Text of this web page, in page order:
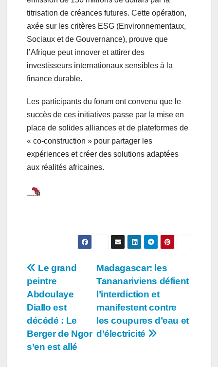
titrisation de créances futures. Cette opération,
axée sur les critères ESG (Environnementaux,
Sociaux et de Gouvernance), prouve que
l’Afrique peut innover et attirer des
investisseurs internationaux sensibles à la
finance durable.
Les participants du forum ont convenu que le
succès de ces initiatives passe par la mise en
place de solides alliances et de plateformes de
« co-construction » pour partager les
expériences et créer des solutions adaptées
aux réalités africaines.
Navigation
de
l’article
Madagascar: les
Tananariviens défient
l’interdiction et
manifestent contre
les coupures d’eau et
d’électricité
Le grand
peintre
Abdoulaye
Diallo est
décédé : Le
Berger de Ngor
s’en est allé